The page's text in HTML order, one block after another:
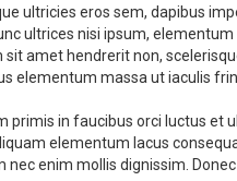
ultricies eros sem, dapibus
ultrices nisi ipsum,
amet hendrerit non,
elementum massa ut iaculis
primis in faucibus orci luctus
elementum lacus
enim mollis dignissim.